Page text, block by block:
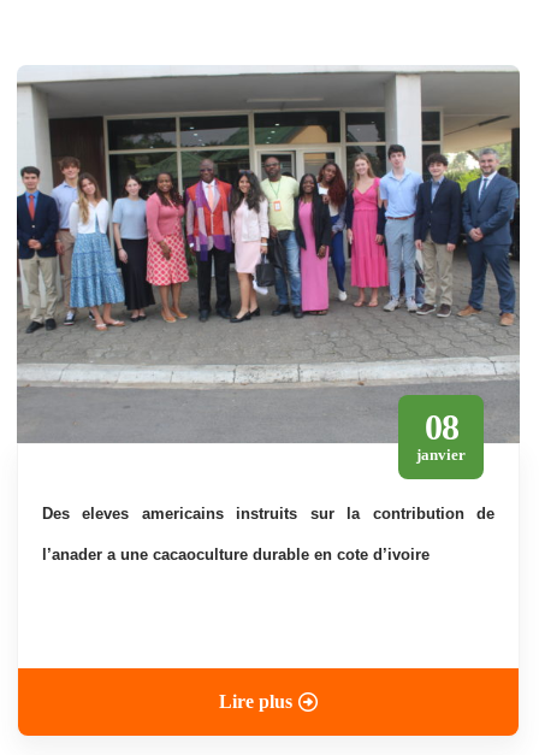
08
janvier
des eleves americains instruits sur la contribution de
l’anader a une cacaoculture durable en cote d’ivoire
Lire plus